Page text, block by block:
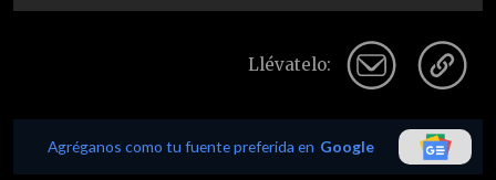
Llévatelo:
Agréganos como tu fuente preferida en Google